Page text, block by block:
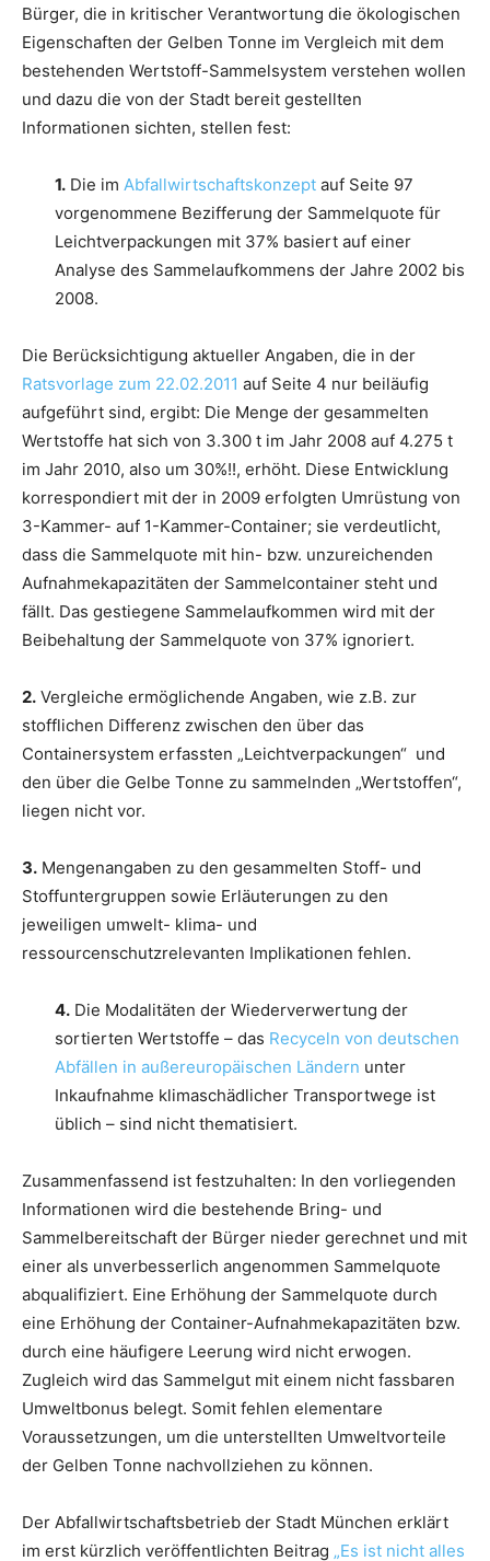
Bürger, die in kritischer Verantwortung die ökologischen
Eigenschaften der Gelben Tonne im Vergleich mit dem
bestehenden Wertstoff-Sammelsystem verstehen wollen
und dazu die von der Stadt bereit gestellten
Informationen sichten, stellen fest:
1. Die im Abfallwirtschaftskonzept auf Seite 97
vorgenommene Bezifferung der Sammelquote für
Leichtverpackungen mit 37% basiert auf einer
Analyse des Sammelaufkommens der Jahre 2002 bis
2008.
Die Berücksichtigung aktueller Angaben, die in der
Ratsvorlage zum 22.02.2011 auf Seite 4 nur beiläufig
aufgeführt sind, ergibt: Die Menge der gesammelten
Wertstoffe hat sich von 3.300 t im Jahr 2008 auf 4.275 t
im Jahr 2010, also um 30%!!, erhöht. Diese Entwicklung
korrespondiert mit der in 2009 erfolgten Umrüstung von
3-Kammer- auf 1-Kammer-Container; sie verdeutlicht,
dass die Sammelquote mit hin- bzw. unzureichenden
Aufnahmekapazitäten der Sammelcontainer steht und
fällt. Das gestiegene Sammelaufkommen wird mit der
Beibehaltung der Sammelquote von 37% ignoriert.
2. Vergleiche ermöglichende Angaben, wie z.B. zur
stofflichen Differenz zwischen den über das
Containersystem erfassten „Leichtverpackungen“ und
den über die Gelbe Tonne zu sammelnden „Wertstoffen“,
liegen nicht vor.
3. Mengenangaben zu den gesammelten Stoff- und
Stoffuntergruppen sowie Erläuterungen zu den
jeweiligen umwelt- klima- und
ressourcenschutzrelevanten Implikationen fehlen.
4. Die Modalitäten der Wiederverwertung der
sortierten Wertstoffe – das Recyceln von deutschen
Abfällen in außereuropäischen Ländern unter
Inkaufnahme klimaschädlicher Transportwege ist
üblich – sind nicht thematisiert.
Zusammenfassend ist festzuhalten: In den vorliegenden
Informationen wird die bestehende Bring- und
Sammelbereitschaft der Bürger nieder gerechnet und mit
einer als unverbesserlich angenommen Sammelquote
abqualifiziert. Eine Erhöhung der Sammelquote durch
eine Erhöhung der Container-Aufnahmekapazitäten bzw.
durch eine häufigere Leerung wird nicht erwogen.
Zugleich wird das Sammelgut mit einem nicht fassbaren
Umweltbonus belegt. Somit fehlen elementare
Voraussetzungen, um die unterstellten Umweltvorteile
der Gelben Tonne nachvollziehen zu können.
Der Abfallwirtschaftsbetrieb der Stadt München erklärt
im erst kürzlich veröffentlichten Beitrag „Es ist nicht alles